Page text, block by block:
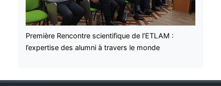
Première Rencontre scientifique de l’ETLAM :
l’expertise des alumni à travers le monde